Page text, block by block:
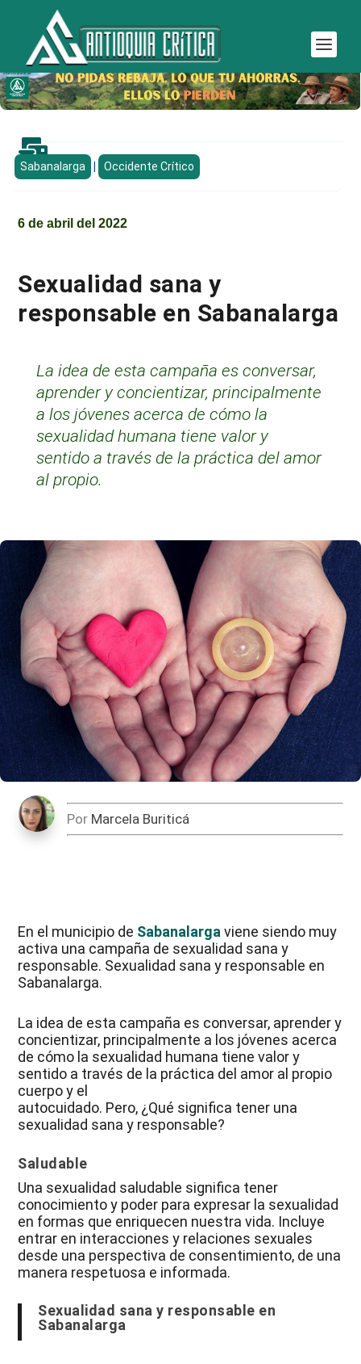

Sabanalarga Occidente Crítico
6 de abril del 2022
Sexualidad sana y
responsable en Sabanalarga
La idea de esta campaña es conversar,
aprender y concientizar, principalmente
a los jóvenes acerca de cómo la
sexualidad humana tiene valor y
sentido a través de la práctica del amor
al propio.
Por Marcela Buriticá
En el municipio de Sabanalarga viene siendo muy
activa una campaña de sexualidad sana y
responsable. Sexualidad sana y responsable en
Sabanalarga.
La idea de esta campaña es conversar, aprender y
concientizar, principalmente a los jóvenes acerca
de cómo la sexualidad humana tiene valor y
sentido a través de la práctica del amor al propio
cuerpo y el
autocuidado. Pero, ¿Qué significa tener una
sexualidad sana y responsable?
Saludable
Una sexualidad saludable significa tener
conocimiento y poder para expresar la sexualidad
en formas que enriquecen nuestra vida. Incluye
entrar en interacciones y relaciones sexuales
desde una perspectiva de consentimiento, de una
manera respetuosa e informada.
Sexualidad sana y responsable en
Sabanalarga